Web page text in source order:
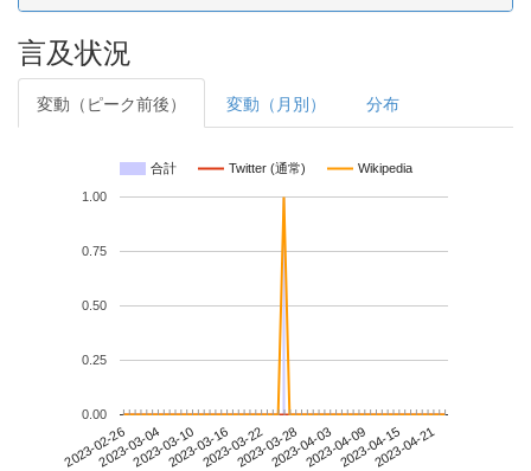
言及状況
変動（ピーク前後） 変動（月別） 分布
合計 Twitter (通常) Wikipedia
2023-02-262023-03-042023-03-102023-03-162023-03-222023-03-282023-04-032023-04-092023-04-152023-04-21
0.00
0.25
0.50
0.75
1.00